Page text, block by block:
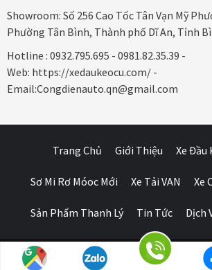
Showroom: Số 256 Cao Tốc Tân Vạn Mỹ
Phường Tân Bình, Thành phố Dĩ An, Tỉnh
Hotline : 0932.795.695 - 0981.82.35.39 -
Web: https://xedaukeocu.com/ -
Email:Congdienauto.qn@gmail.com
Trang Chủ Giới Thiệu Xe Đầu
Sơ Mi Rơ Móoc Mới Xe Tải VAN Xe
Sản Phẩm Thanh Lý Tin Tức Dịch
Ô Tô Huỳnh Gia Phát Xe Đầu Kéo Mỹ